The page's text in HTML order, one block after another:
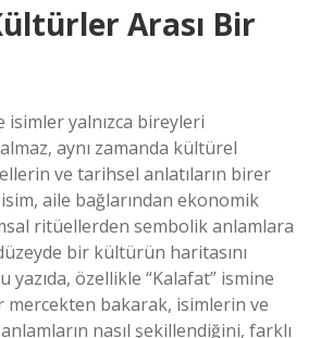
Arası Bir
isimler yalnızca bireyleri
aynı zamanda kültürel
ve tarihsel anlatıların birer
isim, aile bağlarından ekonomik
ritüellerden sembolik anlamlara
bir kültürün haritasını
yazıda, özellikle “Kalafat” ismine
bakarak, isimlerin ve
anlamların nasıl şekillendiğini, farklı